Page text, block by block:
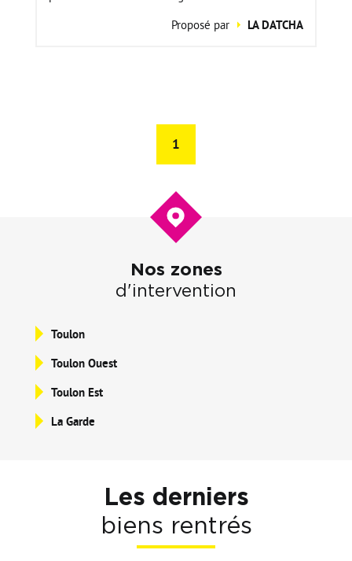
Proposé par
LA DATCHA
1
Nos zones
d'intervention
Toulon
Toulon Ouest
Toulon Est
La Garde
Les derniers
biens rentrés